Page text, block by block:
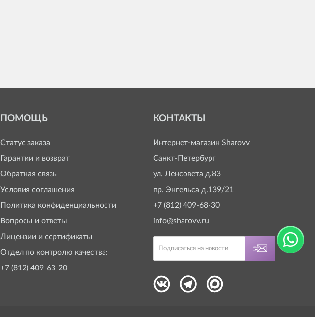
ПОМОЩЬ
Статус заказа
Гарантии и возврат
Обратная связь
Условия соглашения
Политика конфиденциальности
Вопросы и ответы
Лицензии и сертификаты
Отдел по контролю качества:
+7 (812) 409-63-20
КОНТАКТЫ
Интернет-магазин Sharovv
Санкт-Петербург
ул. Ленсовета д.83
пр. Энгельса д.139/21
+7 (812) 409-68-30
info@sharovv.ru